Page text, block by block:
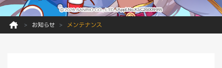
お知らせ メンテナンス